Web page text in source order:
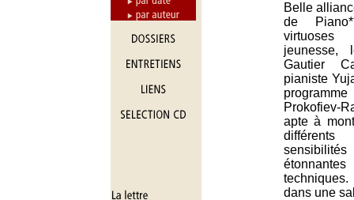
Belle
de
jeunesse,
Gautier
pianiste
Prokofiev-
apte à
dans une